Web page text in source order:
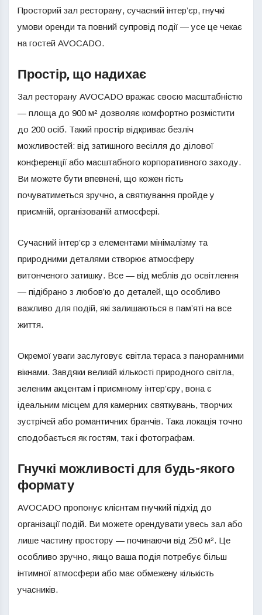
Просторий зал ресторану, сучасний інтер’єр, гнучкі
умови оренди та повний супровід події — усе це чекає
на гостей AVOCADO.
Простір, що надихає
Зал ресторану AVOCADO вражає своєю масштабністю
— площа до 900 м² дозволяє комфортно розмістити
до 200 осіб. Такий простір відкриває безліч
можливостей: від затишного весілля до ділової
конференції або масштабного корпоративного заходу.
Ви можете бути впевнені, що кожен гість
почуватиметься зручно, а святкування пройде у
приємній, організованій атмосфері.
Сучасний інтер’єр з елементами мінімалізму та
природними деталями створює атмосферу
витонченого затишку. Все — від меблів до освітлення
— підібрано з любов’ю до деталей, що особливо
важливо для подій, які залишаються в пам’яті на все
життя.
Окремої уваги заслуговує світла тераса з панорамними
вікнами. Завдяки великій кількості природного світла,
зеленим акцентам і приємному інтер’єру, вона є
ідеальним місцем для камерних святкувань, творчих
зустрічей або романтичних бранчів. Така локація точно
сподобається як гостям, так і фотографам.
Гнучкі можливості для будь-якого
формату
AVOCADO пропонує клієнтам гнучкий підхід до
організації подій. Ви можете орендувати увесь зал або
лише частину простору — починаючи від 250 м². Це
особливо зручно, якщо ваша подія потребує більш
інтимної атмосфери або має обмежену кількість
учасників.